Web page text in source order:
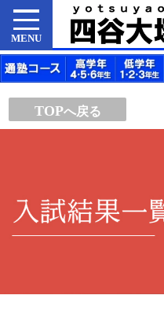
MENU
TOPへ戻る